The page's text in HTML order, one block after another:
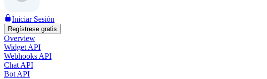
Iniciar Sesión
Regístrese gratis
Overview
Widget API
Webhooks API
Chat API
Bot API